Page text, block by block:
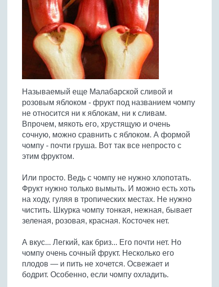
Из яиц и другие
Холодные супы
Супы-пюре
Молочные супы
Сладкие супы
Отварное мясо
Запеченное мясо
Тушеное мясо
Из мясного фарша
Из субпродуктов
Жареная рыба
Отварная и паровая
Запеченная рыба
Тушеная рыба
Из рыбного фарша
Морепродукты
Суши и роллы
Вся птица
Жареная птица
Отварная птица
Запеченная птица
Тушеная птица
Из фарша птицы
Из субпродуктов птицы
Овощи
Все овощи
Жареные овощи
Отварные овощи
Тушеные овощи
Запеченные овощи
Выпечка
Вся выпечка
Торты и пирожные
Пироги и пирожки
Кексы и маффины
Печенье и булочки
Блины и оладьи
Пиццы
Соусы
Все соусы
Соусы к мясу
Соусы к рыбе
Соусы к овощам
Другие соусы
Все напитки
Алкогольные напитки
Безалкогольные напитки
Заготовки
Все заготовки
Ягоды и фрукты
Овощи
Другие заготовки
Десерты
Конфеты и сладости
Десерты
Ещё...
Пельмени, вареники
Макароны
Грибы
Бобовые
Яйца
Крупы
Называемый еще Малабарской сливой и
розовым яблоком - фрукт под названием чомпу
не относится ни к яблокам, ни к сливам.
Впрочем, мякоть его, хрустящую и очень
сочную, можно сравнить с яблоком. А формой
чомпу - почти груша. Вот так все непросто с
этим фруктом.
Или просто. Ведь с чомпу не нужно хлопотать.
Фрукт нужно только вымыть. И можно есть хоть
на ходу, гуляя в тропических местах. Не нужно
чистить. Шкурка чомпу тонкая, нежная, бывает
зеленая, розовая, красная. Косточек нет.
А вкус... Легкий, как бриз... Его почти нет. Но
чомпу очень сочный фрукт. Несколько его
плодов — и пить не хочется. Освежает и
бодрит. Особенно, если чомпу охладить.